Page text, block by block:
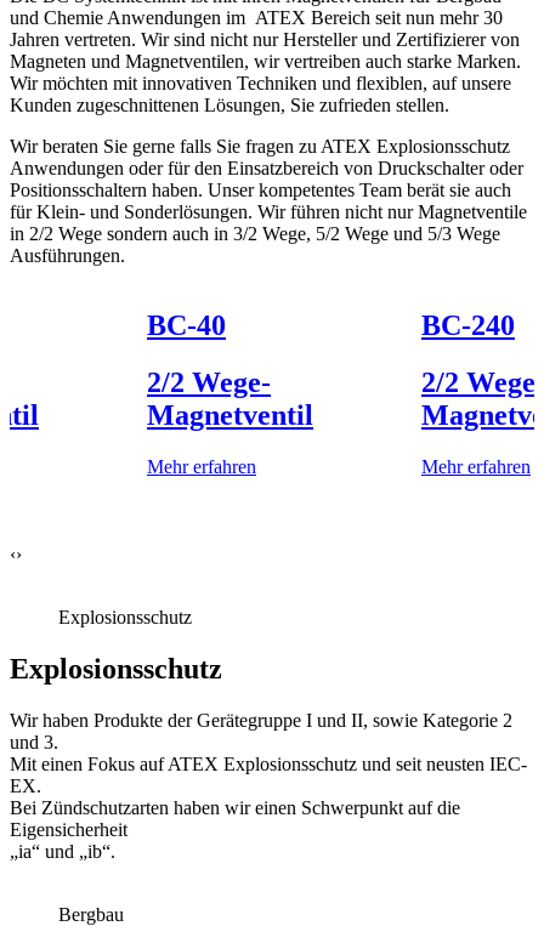
und Chemie Anwendungen im ATEX Bereich seit nun mehr 30
Jahren vertreten. Wir sind nicht nur Hersteller und Zertifizierer von
Magneten und Magnetventilen, wir vertreiben auch starke Marken.
Wir möchten mit innovativen Techniken und flexiblen, auf unsere
Kunden zugeschnittenen Lösungen, Sie zufrieden stellen.
Wir beraten Sie gerne falls Sie fragen zu ATEX Explosionsschutz
Anwendungen oder für den Einsatzbereich von Druckschalter oder
Positionsschaltern haben. Unser kompetentes Team berät sie auch
für Klein- und Sonderlösungen. Wir führen nicht nur Magnetventile
in 2/2 Wege sondern auch in 3/2 Wege, 5/2 Wege und 5/3 Wege
Ausführungen.
BC-40
2/2 Wege-
Magnetventil
Mehr erfahren
BC-240
2/2 Wege-
Mehr erfahren
‹›
Explosions­schutz
Explosions­schutz
Wir haben Produkte der Gerätegruppe I und II, sowie Kategorie 2
und 3.
Mit einen Fokus auf ATEX Explosionsschutz und seit neusten IEC-
EX.
Bei Zündschutzarten haben wir einen Schwerpunkt auf die
Eigensicherheit
„ia“ und „ib“.
Bergbau